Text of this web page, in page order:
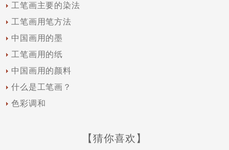
工笔画主要的染法
工笔画用笔方法
中国画用的墨
工笔画用的纸
中国画用的颜料
什么是工笔画？
色彩调和
【猜你喜欢】